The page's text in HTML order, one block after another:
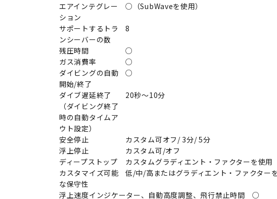
エアインテグレー
ション
○（SubWaveを使用）
サポートするトラ
ンシーバーの数
8
残圧時間
○
ガス消費率
○
ダイビングの自動
開始/終了
○
ダイブ遅延終了
（ダイビング終了
時の自動タイムア
ウト設定）
20秒～10分
安全停止
カスタム可オフ/ 3分/ 5分
浮上停止
カスタム可/オフ
ディープストップ
カスタムグラディエント・ファクターを使用
カスタマイズ可能
な保守性
低/中/高またはグラディエント・ファクター
浮上速度インジケーター、自動高度調整、飛行禁止時間 ○